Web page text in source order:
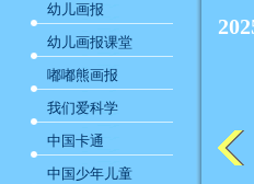
幼儿画报
幼儿画报课堂
嘟嘟熊画报
我们爱科学
中国卡通
中国少年儿童